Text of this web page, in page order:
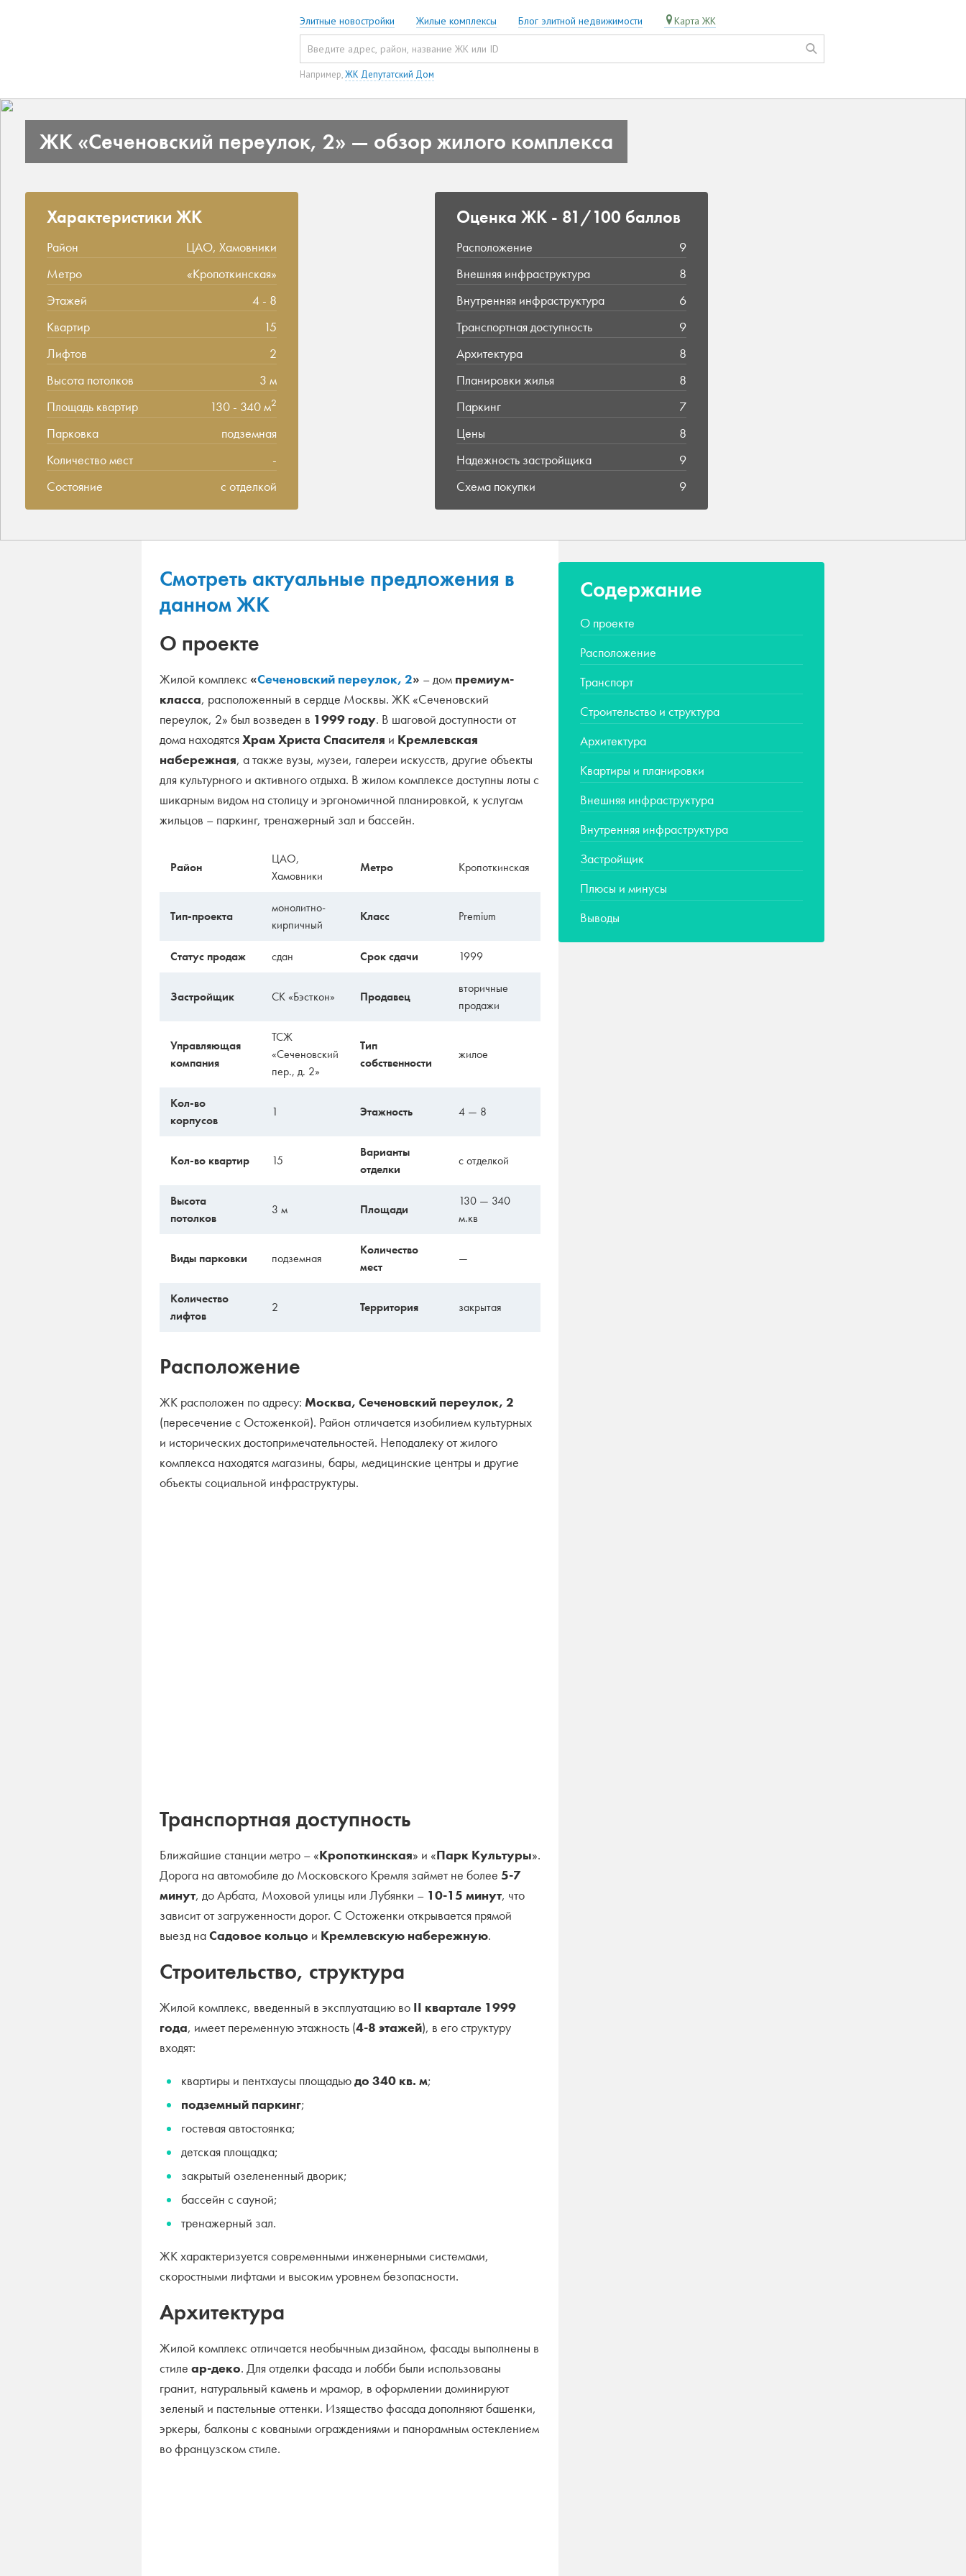
Элитные новостройки Жилые комплексы Блог элитной недвижимости Карта ЖК
Например,ЖК Депутатский Дом
ЖК «Сеченовский переулок, 2» — обзор жилого комплекса
Характеристики ЖК
Район
ЦАО, Хамовники
Метро
«Кропоткинская»
Этажей
4 - 8
Квартир
15
Лифтов
2
Высота потолков
3 м
Площадь квартир
130 - 340 м2
Парковка
подземная
Количество мест
-
Состояние
с отделкой
Оценка ЖК - 81/100 баллов
Расположение
9
Внешняя инфраструктура
8
Внутренняя инфраструктура
6
Транспортная доступность
9
Архитектура
8
Планировки жилья
8
Паркинг
7
Цены
8
Надежность застройщика
9
Схема покупки
9
Смотреть актуальные предложения в
данном ЖК
О проекте
Жилой комплекс «Сеченовский переулок, 2» – дом премиум-
класса, расположенный в сердце Москвы. ЖК «Сеченовский
переулок, 2» был возведен в 1999 году. В шаговой доступности от
дома находятсяХрам Христа Спасителя и Кремлевская
набережная, а также вузы, музеи, галереи искусств, другие объекты
для культурного и активного отдыха. В жилом комплексе доступны лоты с
шикарным видом на столицу и эргономичной планировкой, к услугам
жильцов – паркинг, тренажерный зал и бассейн.
Район
ЦАО,
Хамовники
Метро Кропоткинская
Тип-проекта
монолитно-
кирпичный
Класс Premium
Статус продаж сдан Срок сдачи 1999
Застройщик СК «Бэсткон» Продавец
вторичные
продажи
Управляющая
компания
ТСЖ
«Сеченовский
пер., д. 2»
Тип
собственности
жилое
Кол-во
корпусов
1 Этажность 4 — 8
Кол-во квартир 15
Варианты
отделки
с отделкой
Высота
потолков
3 м Площади
130 — 340
м.кв
Виды парковки подземная
Количество
мест
—
Количество
лифтов
2 Территория закрытая
Расположение
ЖК расположен по адресу: Москва, Сеченовский переулок, 2
(пересечение с Остоженкой). Район отличается изобилием культурных
и исторических достопримечательностей. Неподалеку от жилого
комплекса находятся магазины, бары, медицинские центры и другие
объекты социальной инфраструктуры.
Транспортная доступность
Ближайшие станции метро – «Кропоткинская» и «Парк Культуры».
Дорога на автомобиле до Московского Кремля займет не более 5-7
минут, до Арбата, Моховой улицы или Лубянки – 10-15 минут, что
зависит от загруженности дорог. С Остоженки открывается прямой
выезд наСадовое кольцо и Кремлевскую набережную.
Строительство, структура
Жилой комплекс, введенный в эксплуатацию во II квартале 1999
года, имеет переменную этажность (4-8 этажей), в его структуру
входят:
квартиры и пентхаусы площадьюдо 340 кв. м;
подземный паркинг;
гостевая автостоянка;
детская площадка;
закрытый озелененный дворик;
бассейн с сауной;
тренажерный зал.
ЖК характеризуется современными инженерными системами,
скоростными лифтами и высоким уровнем безопасности.
Архитектура
Жилой комплекс отличается необычным дизайном, фасады выполнены в
стиле ар-деко. Для отделки фасада и лобби были использованы
гранит, натуральный камень и мрамор, в оформлении доминируют
зеленый и пастельные оттенки. Изящество фасада дополняют башенки,
эркеры, балконы с коваными ограждениями и панорамным остеклением
во французском стиле.
Содержание
О проекте
Расположение
Транспорт
Строительство и структура
Архитектура
Квартиры и планировки
Внешняя инфраструктура
Внутренняя инфраструктура
Застройщик
Плюсы и минусы
Выводы